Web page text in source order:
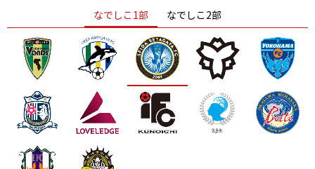
ニッパツ 名古屋 静岡 愛媛Ｌ
なでしこ1部 なでしこ2部